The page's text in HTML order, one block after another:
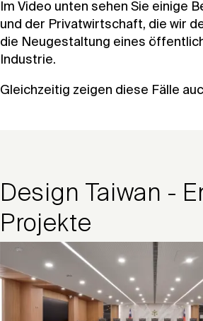
Im Video unten sehen Sie einige
und der Privatwirtschaft, die wir
die Neugestaltung eines
Industrie.
Gleichzeitig zeigen diese Fälle
Design Taiwan -
Projekte